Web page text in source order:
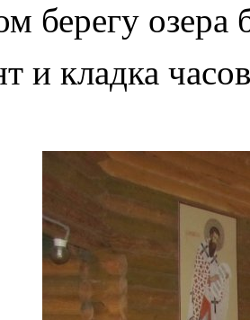
берегу
и кладка